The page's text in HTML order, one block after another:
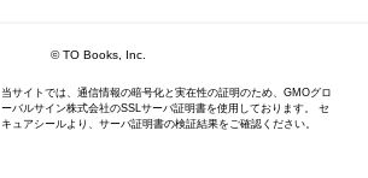
© TO Books, Inc.
当サイトでは、通信情報の暗号化と実在性の証明のため、GMOグロ
ーバルサイン株式会社のSSLサーバ証明書を使用しております。 セ
キュアシールより、サーバ証明書の検証結果をご確認ください。